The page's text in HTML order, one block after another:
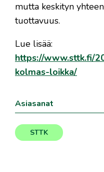
mutta keskityn
tuottavuus.
Lue lisää:
https://www.sttk.fi/
kolmas-loikka/
Asiasanat
STTK